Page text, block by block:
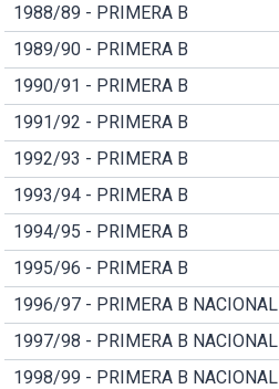
1988/89 - PRIMERA B
1989/90 - PRIMERA B
1990/91 - PRIMERA B
1991/92 - PRIMERA B
1992/93 - PRIMERA B
1993/94 - PRIMERA B
1994/95 - PRIMERA B
1995/96 - PRIMERA B
1996/97 - PRIMERA B NACIONAL
1997/98 - PRIMERA B NACIONAL
1998/99 - PRIMERA B NACIONAL